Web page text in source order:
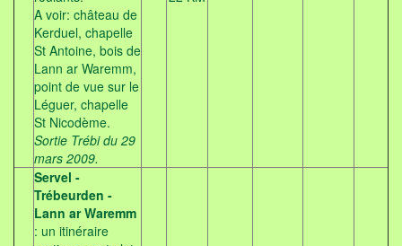
A voir: château de
Kerduel, chapelle
St Antoine, bois de
Lann ar Waremm,
point de vue sur le
Léguer, chapelle
St Nicodème.
Sortie Trébi du 29
mars 2009.
Servel -
Trébeurden -
Lann ar Waremm
: un itinéraire